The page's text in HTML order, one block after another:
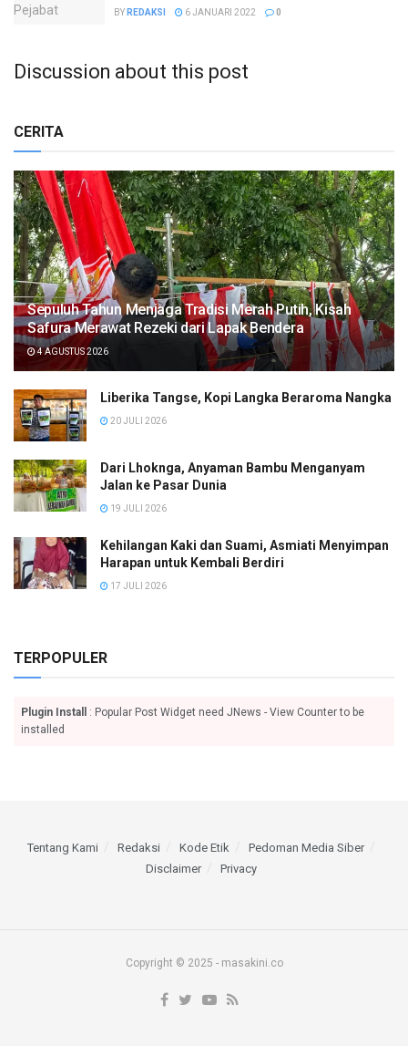
BY REDAKSI 6 JANUARI 2022 0
Discussion about this post
CERITA
Sepuluh Tahun Menjaga Tradisi Merah Putih, Kisah
Safura Merawat Rezeki dari Lapak Bendera
4 AGUSTUS 2026
Liberika Tangse, Kopi Langka Beraroma Nangka
20 JULI 2026
Dari Lhoknga, Anyaman Bambu Menganyam
Jalan ke Pasar Dunia
19 JULI 2026
Kehilangan Kaki dan Suami, Asmiati Menyimpan
Harapan untuk Kembali Berdiri
17 JULI 2026
TERPOPULER
Plugin Install
: Popular Post Widget need JNews - View Counter to be
installed
Tentang Kami Redaksi Kode Etik
Pedoman Media Siber
Disclaimer
Privacy
Copyright © 2025 - masakini.co